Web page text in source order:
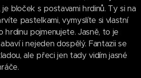
bloček s postavami hrdinů. Ty si na
pastelkami, vymyslíte si vlastní
hrdinu pojmenujete. Jasně, to je
i nejeden dospělý. Fantazii se
ale přeci jen tady vidím jasné